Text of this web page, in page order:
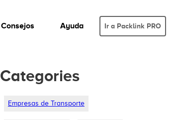
Consejos Ayuda Ir a Packlink PRO
Categories
Empresas de Transporte